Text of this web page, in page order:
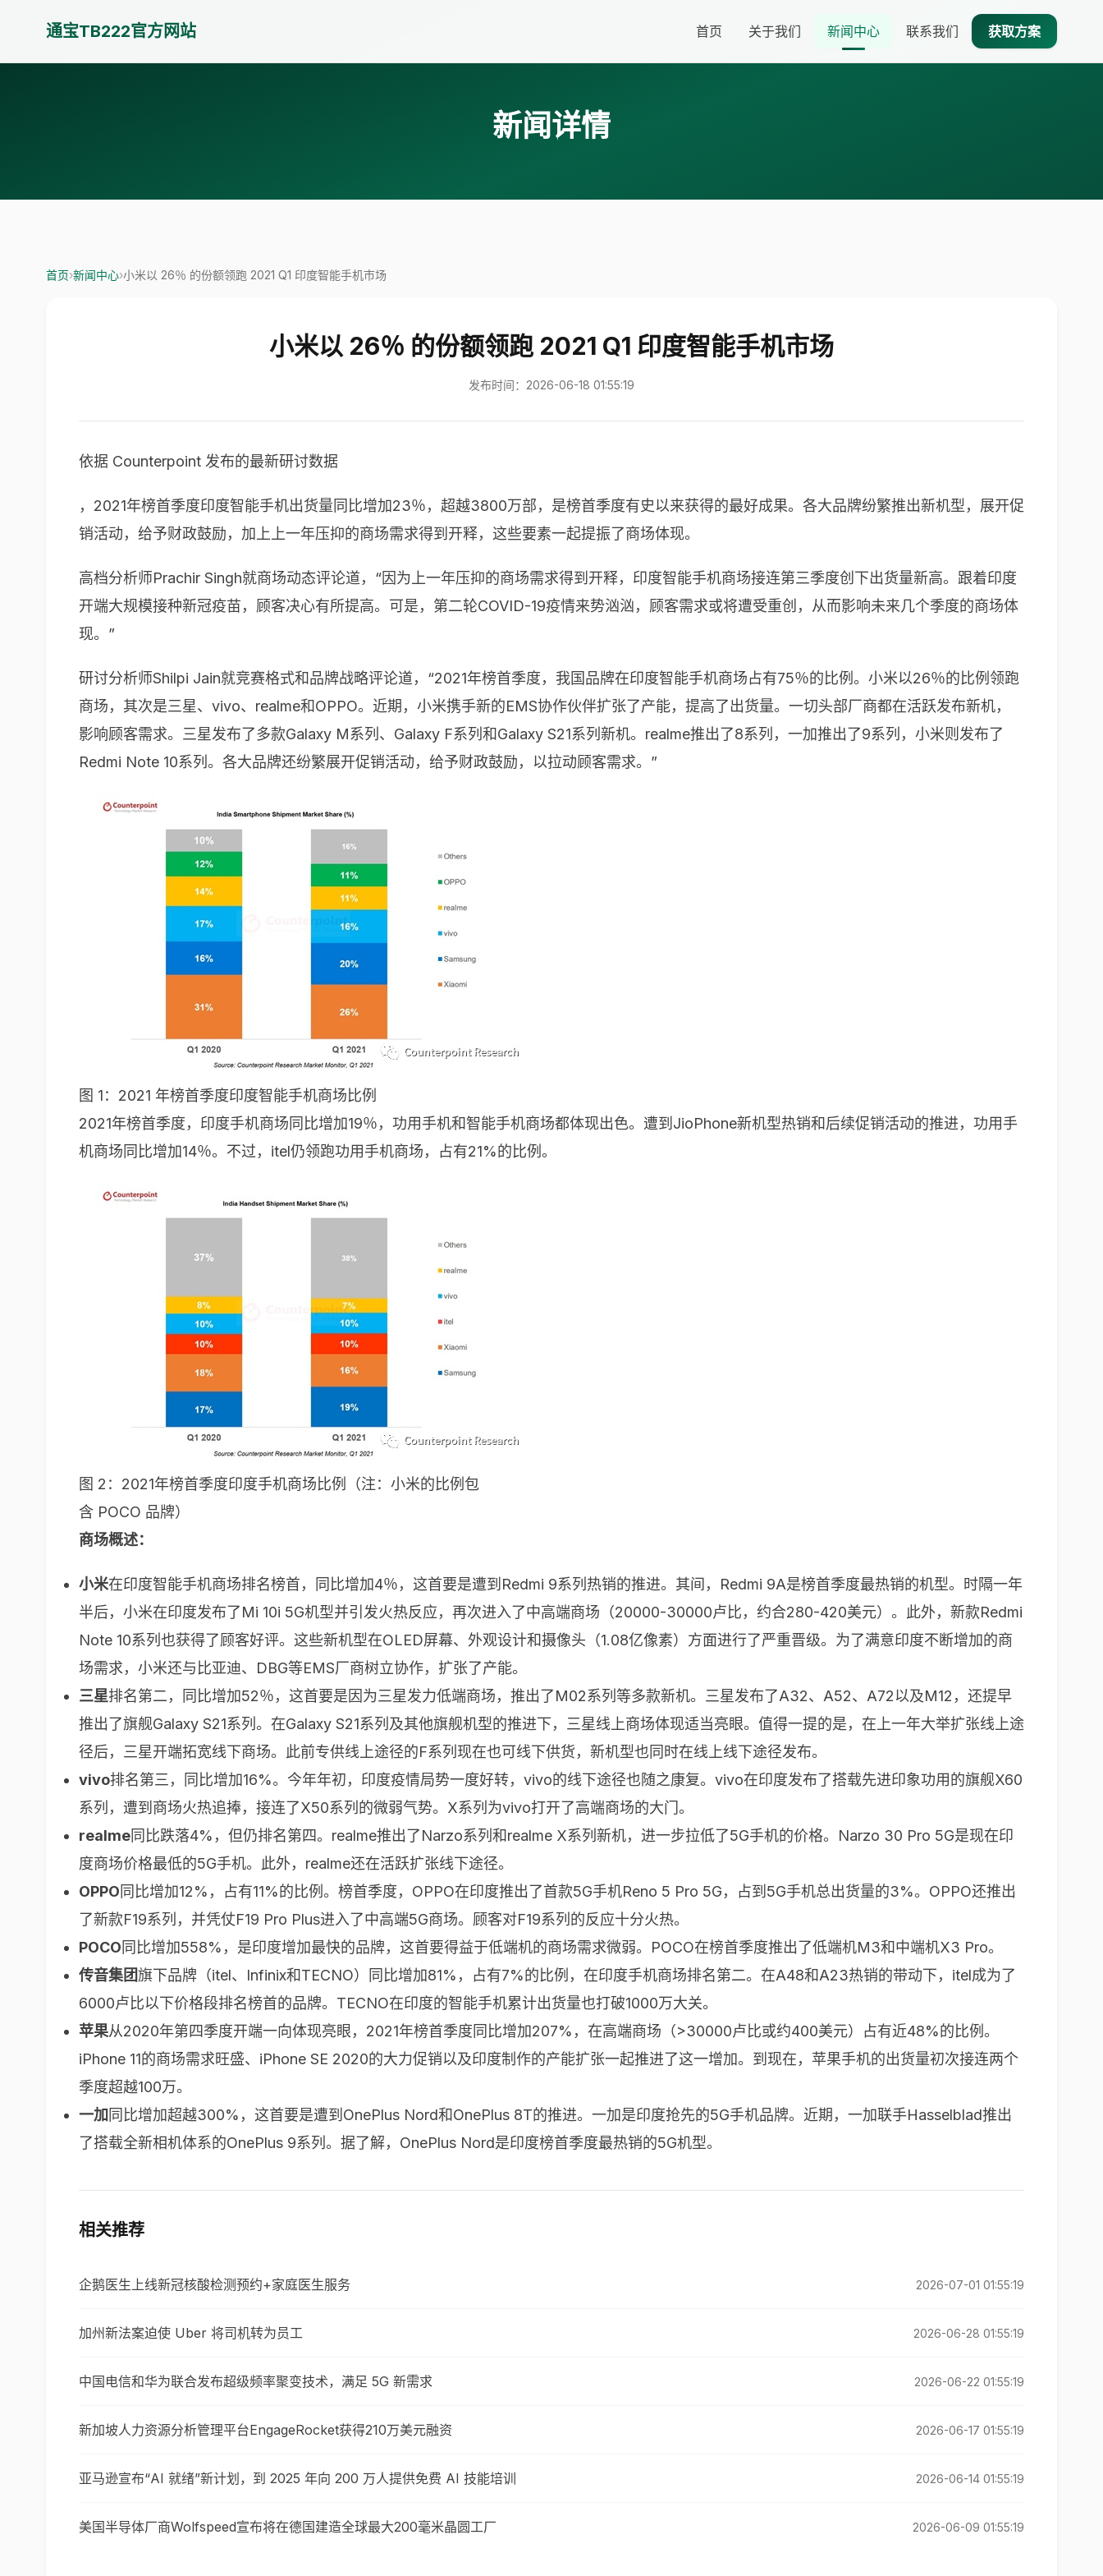
通宝TB222官方网站 首页 关于我们 新闻中心 联系我们 获取方案
新闻详情
首页›新闻中心›小米以 26％ 的份额领跑 2021 Q1 印度智能手机市场
小米以 26％ 的份额领跑 2021 Q1 印度智能手机市场
发布时间：2026-06-18 01:55:19
依据 Counterpoint 发布的最新研讨数据
，2021年榜首季度印度智能手机出货量同比增加23％，超越3800万部，是榜首季度有史以来获得的最好成果。各大品牌纷繁推出新机型，展开促
销活动，给予财政鼓励，加上上一年压抑的商场需求得到开释，这些要素一起提振了商场体现。
高档分析师Prachir Singh就商场动态评论道，“因为上一年压抑的商场需求得到开释，印度智能手机商场接连第三季度创下出货量新高。跟着印度
开端大规模接种新冠疫苗，顾客决心有所提高。可是，第二轮COVID-19疫情来势汹汹，顾客需求或将遭受重创，从而影响未来几个季度的商场体
现。”
研讨分析师Shilpi Jain就竞赛格式和品牌战略评论道，“2021年榜首季度，我国品牌在印度智能手机商场占有75％的比例。小米以26％的比例领跑
商场，其次是三星、vivo、realme和OPPO。近期，小米携手新的EMS协作伙伴扩张了产能，提高了出货量。一切头部厂商都在活跃发布新机，
影响顾客需求。三星发布了多款Galaxy M系列、Galaxy F系列和Galaxy S21系列新机。realme推出了8系列，一加推出了9系列，小米则发布了
Redmi Note 10系列。各大品牌还纷繁展开促销活动，给予财政鼓励，以拉动顾客需求。”
图 1：2021 年榜首季度印度智能手机商场比例
2021年榜首季度，印度手机商场同比增加19％，功用手机和智能手机商场都体现出色。遭到JioPhone新机型热销和后续促销活动的推进，功用手
机商场同比增加14％。不过，itel仍领跑功用手机商场，占有21%的比例。
图 2：2021年榜首季度印度手机商场比例（注：小米的比例包
含 POCO 品牌）
商场概述：
小米在印度智能手机商场排名榜首，同比增加4％，这首要是遭到Redmi 9系列热销的推进。其间，Redmi 9A是榜首季度最热销的机型。时隔一年
半后，小米在印度发布了Mi 10i 5G机型并引发火热反应，再次进入了中高端商场（20000-30000卢比，约合280-420美元）。此外，新款Redmi
Note 10系列也获得了顾客好评。这些新机型在OLED屏幕、外观设计和摄像头（1.08亿像素）方面进行了严重晋级。为了满意印度不断增加的商
场需求，小米还与比亚迪、DBG等EMS厂商树立协作，扩张了产能。
三星排名第二，同比增加52％，这首要是因为三星发力低端商场，推出了M02系列等多款新机。三星发布了A32、A52、A72以及M12，还提早
推出了旗舰Galaxy S21系列。在Galaxy S21系列及其他旗舰机型的推进下，三星线上商场体现适当亮眼。值得一提的是，在上一年大举扩张线上途
径后，三星开端拓宽线下商场。此前专供线上途径的F系列现在也可线下供货，新机型也同时在线上线下途径发布。
vivo排名第三，同比增加16%。今年年初，印度疫情局势一度好转，vivo的线下途径也随之康复。vivo在印度发布了搭载先进印象功用的旗舰X60
系列，遭到商场火热追捧，接连了X50系列的微弱气势。X系列为vivo打开了高端商场的大门。
realme同比跌落4%，但仍排名第四。realme推出了Narzo系列和realme X系列新机，进一步拉低了5G手机的价格。Narzo 30 Pro 5G是现在印
度商场价格最低的5G手机。此外，realme还在活跃扩张线下途径。
OPPO同比增加12%，占有11%的比例。榜首季度，OPPO在印度推出了首款5G手机Reno 5 Pro 5G，占到5G手机总出货量的3%。OPPO还推出
了新款F19系列，并凭仗F19 Pro Plus进入了中高端5G商场。顾客对F19系列的反应十分火热。
POCO同比增加558%，是印度增加最快的品牌，这首要得益于低端机的商场需求微弱。POCO在榜首季度推出了低端机M3和中端机X3 Pro。
传音集团旗下品牌（itel、Infinix和TECNO）同比增加81%，占有7%的比例，在印度手机商场排名第二。在A48和A23热销的带动下，itel成为了
6000卢比以下价格段排名榜首的品牌。TECNO在印度的智能手机累计出货量也打破1000万大关。
苹果从2020年第四季度开端一向体现亮眼，2021年榜首季度同比增加207%，在高端商场（>30000卢比或约400美元）占有近48%的比例。
iPhone 11的商场需求旺盛、iPhone SE 2020的大力促销以及印度制作的产能扩张一起推进了这一增加。到现在，苹果手机的出货量初次接连两个
季度超越100万。
一加 同比增加超越300%，这首要是遭到OnePlus Nord和OnePlus 8T的推进。一加是印度抢先的5G手机品牌。近期，一加联手Hasselblad推出
了搭载全新相机体系的OnePlus 9系列。据了解，OnePlus Nord是印度榜首季度最热销的5G机型。
相关推荐
企鹅医生上线新冠核酸检测预约+家庭医生服务 2026-07-01 01:55:19
加州新法案迫使 Uber 将司机转为员工 2026-06-28 01:55:19
中国电信和华为联合发布超级频率聚变技术，满足 5G 新需求 2026-06-22 01:55:19
新加坡人力资源分析管理平台EngageRocket获得210万美元融资 2026-06-17 01:55:19
亚马逊宣布“AI 就绪”新计划，到 2025 年向 200 万人提供免费 AI 技能培训 2026-06-14 01:55:19
美国半导体厂商Wolfspeed宣布将在德国建造全球最大200毫米晶圆工厂 2026-06-09 01:55:19